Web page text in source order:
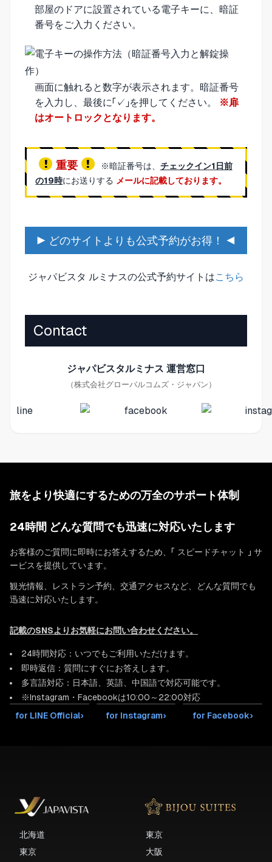
部屋のドアに設置されている電子キーに、暗証
番号をご入力ください。
画面に触れると数字が表示されます。暗証番号
を入力し、最後に「✓」を押してください。
※扉
はオートロックとなります。
重要 ※暗証番号は、 チェックイン1日前
の19時にお送りする メールに記載しております。
▶ どのサイトよりも公式予約がお得！ ◀
ジャパビスタ ルミナスの公式予約サイトはこちら
Contact
ジャパビスタルミナス 運営窓口
（株式会社グローバルコムズ・ジャパン）
旅をより快適にするための万全のサポート体制
24時間 どんな質問でも迅速に対応いたします
お客様のご質問に即時にお答えするため、「 スピードチャット 」 サ
ービスを提供しています。
観光情報、レストラン予約、交通アクセスなど、どんな質問でも
迅速に対応いたします。
記載のSNSよりお気軽にお問い合わせください。
24時間対応：いつでもご利用いただけます。
即時返信：質問にすぐにお答えします。
多言語対応：日本語、英語、中国語で対応可能です。
※Instagram・Facebookは10:00～22:00対応
for LINE Official› for Instagram› for Facebook›
北海道
東京
東京
大阪